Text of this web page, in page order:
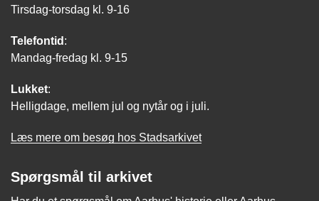
Tirsdag-torsdag kl. 9-16
Telefontid :
Mandag-fredag kl. 9-15
Lukket:
Helligdage, mellem jul og nytår og i juli.
Læs mere om besøg hos Stadsarkivet
Spørgsmål til arkivet